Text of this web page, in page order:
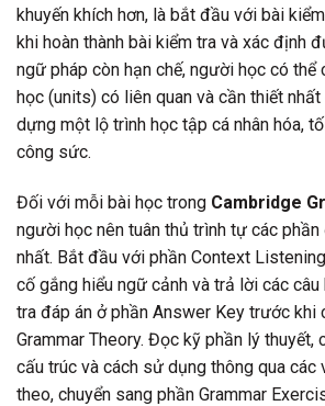
khuyến khích hơn, là bắt đầu với bài
khi hoàn thành bài kiểm tra và xác định
ngữ pháp còn hạn chế, người học có thể
học (units) có liên quan và cần thiết
dựng một lộ trình học tập cá nhân hóa,
công sức.
Đối với mỗi bài học trong Cambridge
người học nên tuân thủ trình tự các
nhất. Bắt đầu với phần Context
cố gắng hiểu ngữ cảnh và trả lời các câu
tra đáp án ở phần Answer Key trước khi
Grammar Theory. Đọc kỹ phần lý thuyết,
cấu trúc và cách sử dụng thông qua các
theo, chuyển sang phần Grammar